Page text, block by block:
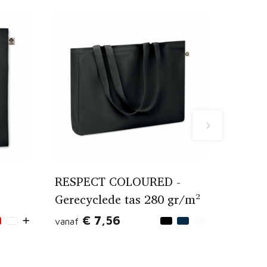
RESPECT COLOURED -
Gerecyclede tas 280 gr/m²
vanaf € 7,56